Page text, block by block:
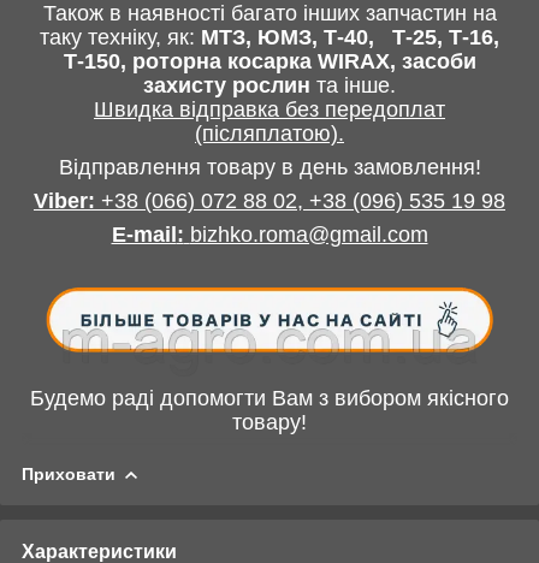
Також в наявності багато інших запчастин на
таку техніку, як: МТЗ, ЮМЗ, Т-40,
Т-25, Т-16,
Т-150, роторна косарка WIRAX, засоби
захисту рослин та інше.
Швидка відправка без передоплат
(післяплатою).
Відправлення товару в день замовлення!
Viber: +38 (066) 072 88 02, +38 (096) 535 19 98
E-mail : bizhko.roma@gmail.com
Будемо раді допомогти Вам з вибором якісного
товару!
Приховати
Характеристики